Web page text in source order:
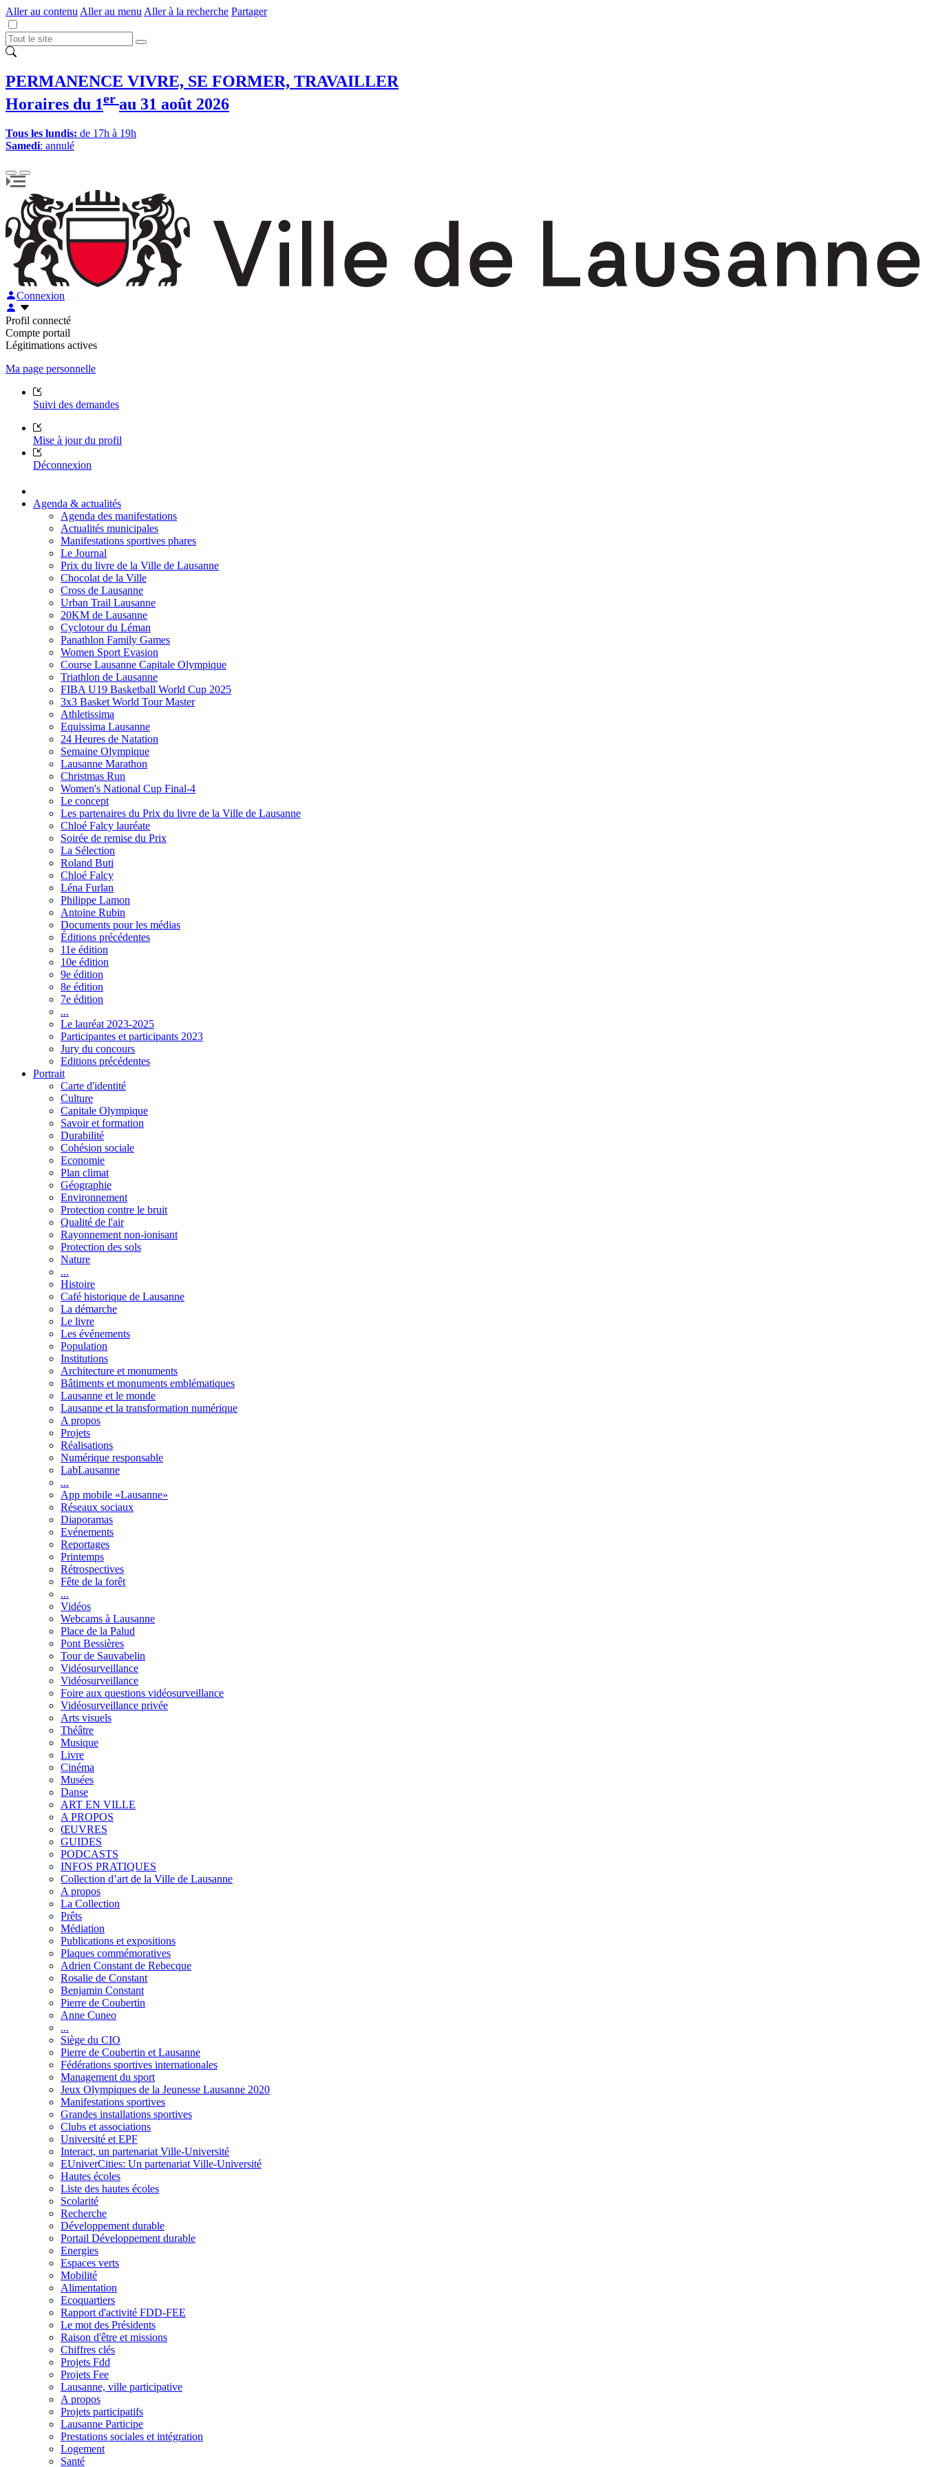
Aller au contenu Aller au menu Aller à la recherche Partager
PERMANENCE VIVRE, SE FORMER, TRAVAILLER
Horaires du 1er au 31 août 2026
Tous les lundis: de 17h à 19h
Samedi: annulé
Connexion
Profil connecté
Compte portail
Légitimations actives
Ma page personnelle
Suivi des demandes
Mise à jour du profil
Déconnexion
Agenda & actualités
Agenda des manifestations
Actualités municipales
Manifestations sportives phares
Le Journal
Prix du livre de la Ville de Lausanne
Chocolat de la Ville
Cross de Lausanne
Urban Trail Lausanne
20KM de Lausanne
Cyclotour du Léman
Panathlon Family Games
Women Sport Evasion
Course Lausanne Capitale Olympique
Triathlon de Lausanne
FIBA U19 Basketball World Cup 2025
3x3 Basket World Tour Master
Athletissima
Equissima Lausanne
24 Heures de Natation
Semaine Olympique
Lausanne Marathon
Christmas Run
Women's National Cup Final-4
Le concept
Les partenaires du Prix du livre de la Ville de Lausanne
Chloé Falcy lauréate
Soirée de remise du Prix
La Sélection
Roland Buti
Chloé Falcy
Léna Furlan
Philippe Lamon
Antoine Rubin
Documents pour les médias
Éditions précédentes
11e édition
10e édition
9e édition
8e édition
7e édition
...
Le lauréat 2023-2025
Participantes et participants 2023
Jury du concours
Editions précédentes
Portrait
Carte d'identité
Culture
Capitale Olympique
Savoir et formation
Durabilité
Cohésion sociale
Economie
Plan climat
Géographie
Environnement
Protection contre le bruit
Qualité de l'air
Rayonnement non-ionisant
Protection des sols
Nature
...
Histoire
Café historique de Lausanne
La démarche
Le livre
Les événements
Population
Institutions
Architecture et monuments
Bâtiments et monuments emblématiques
Lausanne et le monde
Lausanne et la transformation numérique
A propos
Projets
Réalisations
Numérique responsable
LabLausanne
...
App mobile «Lausanne»
Réseaux sociaux
Diaporamas
Evénements
Reportages
Printemps
Rétrospectives
Fête de la forêt
...
Vidéos
Webcams à Lausanne
Place de la Palud
Pont Bessières
Tour de Sauvabelin
Vidéosurveillance
Vidéosurveillance
Foire aux questions vidéosurveillance
Vidéosurveillance privée
Arts visuels
Théâtre
Musique
Livre
Cinéma
Musées
Danse
ART EN VILLE
A PROPOS
ŒUVRES
GUIDES
PODCASTS
INFOS PRATIQUES
Collection d’art de la Ville de Lausanne
A propos
La Collection
Prêts
Médiation
Publications et expositions
Plaques commémoratives
Adrien Constant de Rebecque
Rosalie de Constant
Benjamin Constant
Pierre de Coubertin
Anne Cuneo
...
Siège du CIO
Pierre de Coubertin et Lausanne
Fédérations sportives internationales
Management du sport
Jeux Olympiques de la Jeunesse Lausanne 2020
Manifestations sportives
Grandes installations sportives
Clubs et associations
Université et EPF
Interact, un partenariat Ville-Université
EUniverCities: Un partenariat Ville-Université
Hautes écoles
Liste des hautes écoles
Scolarité
Recherche
Développement durable
Portail Développement durable
Energies
Espaces verts
Mobilité
Alimentation
Ecoquartiers
Rapport d'activité FDD-FEE
Le mot des Présidents
Raison d'être et missions
Chiffres clés
Projets Fdd
Projets Fee
Lausanne, ville participative
A propos
Projets participatifs
Lausanne Participe
Prestations sociales et intégration
Logement
Santé